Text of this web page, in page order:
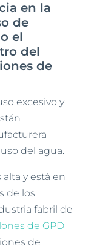
en la
de
el
del
de
excesivo y
del agua.
y está en
de los
fabril de
de GPD
de